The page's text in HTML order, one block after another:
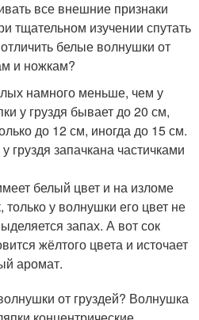
все внешние признаки
тщательном изучении спутать
белые волнушки от
и ножкам?
намного меньше, чем у
у груздя бывает до 20 см,
до 12 см, иногда до 15 см.
груздя запачкана частичками
белый цвет и на изломе
у волнушки его цвет не
запах. А вот сок
жёлтого цвета и источает
аромат.
от груздей? Волнушка